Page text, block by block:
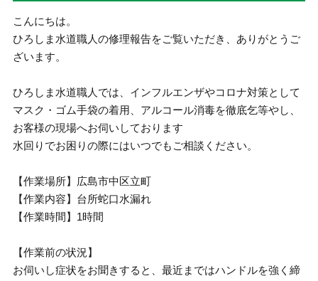
こんにちは。
ひろしま水道職人の修理報告をご覧いただき、ありがとうご
ざいます。
ひろしま水道職人では、インフルエンザやコロナ対策として
マスク・ゴム手袋の着用、アルコール消毒を徹底乞等やし、
お客様の現場へお伺いしております
水回りでお困りの際にはいつでもご相談ください。
【作業場所】広島市中区立町
【作業内容】台所蛇口水漏れ
【作業時間】1時間
【作業前の状況】
お伺いし症状をお聞きすると、最近まではハンドルを強く締